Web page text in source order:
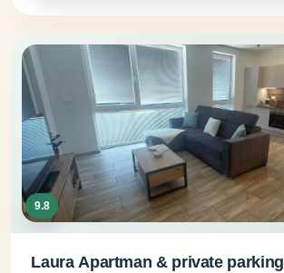
9.8
Laura Apartman & private parking